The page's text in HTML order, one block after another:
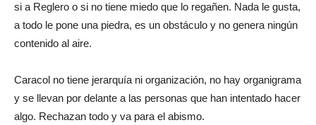
si a Reglero o si no tiene miedo que lo regañen. Nada le gusta,
a todo le pone una piedra, es un obstáculo y no genera ningún
contenido al aire.
Caracol no tiene jerarquía ni organización, no hay organigrama
y se llevan por delante a las personas que han intentado hacer
algo. Rechazan todo y va para el abismo.